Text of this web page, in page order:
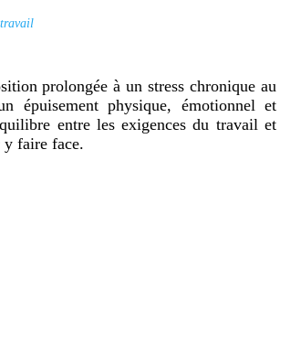
prolongée à un stress chronique au
épuisement physique, émotionnel et
entre les exigences du travail et
y faire face.